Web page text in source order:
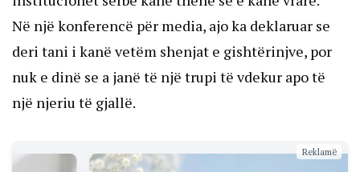
Në një konferencë për media, ajo ka deklaruar se
deri tani i kanë vetëm shenjat e gishtërinjve, por
nuk e dinë se a janë të një trupi të vdekur apo të
një njeriu të gjallë.
Reklamë